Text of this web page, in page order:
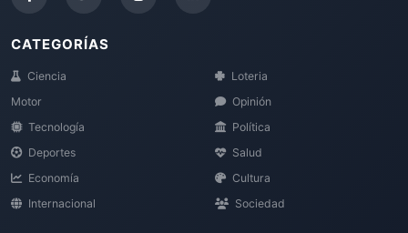
CATEGORÍAS
Ciencia
Motor
Tecnología
Deportes
Economía
Internacional
Loteria
Opinión
Política
Salud
Cultura
Sociedad